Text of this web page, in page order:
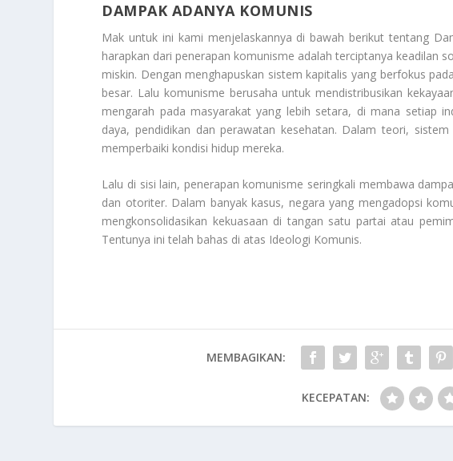
DAMPAK ADANYA KOMUNIS
Mak untuk ini kami menjelaskannya di bawah berikut tentang
harapkan dari penerapan komunisme adalah terciptanya keadilan
miskin. Dengan menghapuskan sistem kapitalis yang berfokus
besar. Lalu komunisme berusaha untuk mendistribusikan
mengarah pada masyarakat yang lebih setara, di mana setiap
daya, pendidikan dan perawatan kesehatan. Dalam teori,
memperbaiki kondisi hidup mereka.
Lalu di sisi lain, penerapan komunisme seringkali membawa
dan otoriter. Dalam banyak kasus, negara yang mengadopsi
mengkonsolidasikan kekuasaan di tangan satu partai atau
Tentunya ini telah bahas di atas Ideologi Komunis.
MEMBAGIKAN:
KECEPATAN: